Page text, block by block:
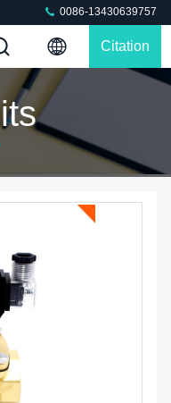
0086-13430639757
Citation